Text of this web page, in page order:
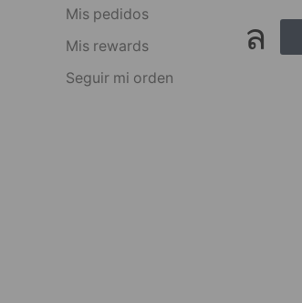
Mis pedidos
Mis rewards
Seguir mi orden